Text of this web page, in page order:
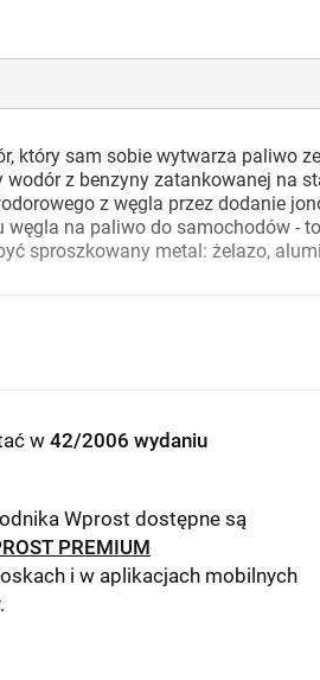
który sam sobie wytwarza paliwo
wodór z benzyny zatankowanej na
z węgla przez dodanie
na paliwo do samochodów -
sproszkowany metal: żelazo,
w 42/2006 wydaniu
Wprost dostępne są
PREMIUM
i w aplikacjach mobilnych
.